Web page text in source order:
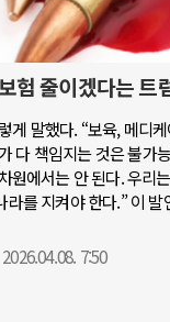
험 줄이겠다는 트
게 말했다. “보육, 메디
다 책임지는 것은 불가
원에서는 안 된다. 우리
라를 지켜야 한다.” 이
2026.04.08. 7:50